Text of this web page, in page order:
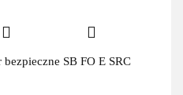
bezpieczne SB FO E SRC